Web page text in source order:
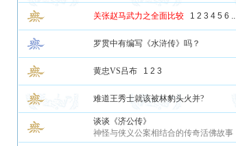
关张赵马武力之全面比较 1 2 3 4 5 6 ..
罗贯中有编写《水浒传》吗？
黄忠VS吕布 1 2 3
难道王秀士就该被林豹头火并?
谈谈《济公传》
神怪与侠义公案相结合的传奇活佛故事